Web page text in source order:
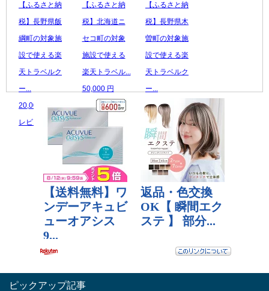
【ふるさと納
税】長野県飯
綱町の対象施
設で使える楽
天トラベルク
ー...
20,000 円
レビュー数：0
【ふるさと納
税】北海道ニ
セコ町の対象
施設で使える
楽天トラベル...
50,000 円
レビュー数：0
【ふるさと納
税】長野県木
曽町の対象施
設で使える楽
天トラベルク
ー...
50,000 円
レビュー数：0
ピックアップ記事